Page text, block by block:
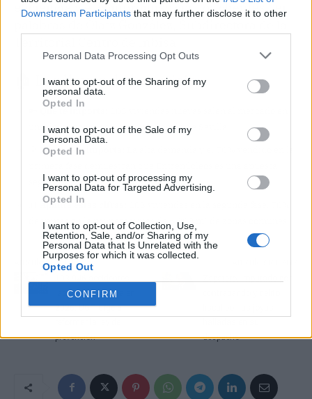
Downstream Participants that may further disclose it to other
Personal Data Processing Opt Outs
I want to opt-out of the Sharing of my
personal data.
Opted In
I want to opt-out of the Sale of my
Personal Data.
Opted In
I want to opt-out of processing my
Personal Data for Targeted Advertising.
Opted In
I want to opt-out of Collection, Use,
Retention, Sale, and/or Sharing of my
Personal Data that Is Unrelated with the
Purposes for which it was collected.
Opted Out
CONFIRM
eficiencia y el compromiso con los clientes", en
🏠 Las llaves de la noticia
Qué te importa:
una de las zonas con más proyección de Sevilla.
Por qué te importa:
segura para comprar piso.
Apunta estas cifras:
de ventas en la primera y más de 6.000 m² de zonas comunes.
Artículo anterior
laborales con baja en
2026: UGT urge a
prevención
despacho